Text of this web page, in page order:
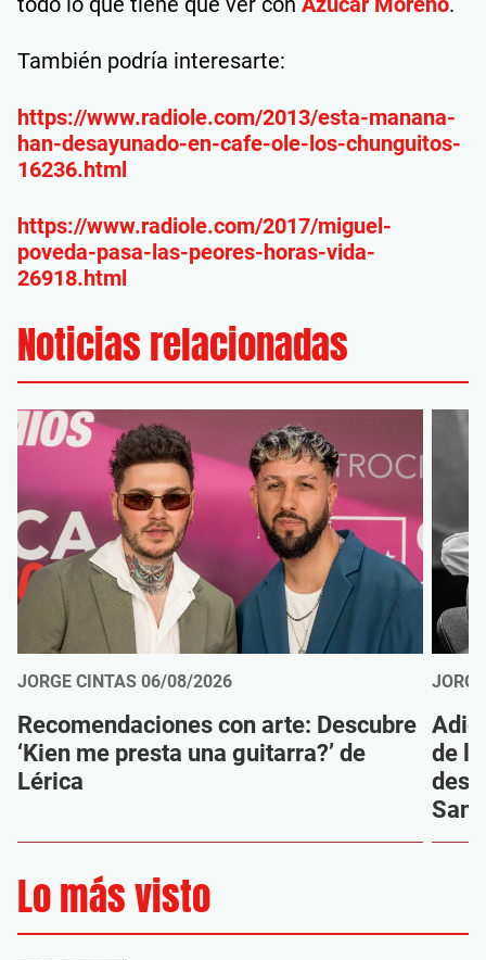
También podría interesarte:
https://www.radiole.com/2013/esta-manana-
han-desayunado-en-cafe-ole-los-chunguitos-
16236.html
https://www.radiole.com/2017/miguel-
poveda-pasa-las-peores-horas-vida-
26918.html
Noticias relacionadas
JORGE CINTAS 06/08/2026
Recomendaciones con arte: Descubre
‘Kien me presta una guitarra?’ de
Lérica
de
Sanz
Lo más visto